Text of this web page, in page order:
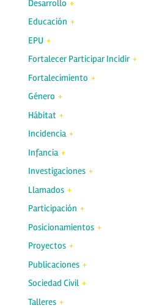
Desarrollo
Educación
EPU
Fortalecer Participar Incidir
Fortalecimiento
Género
Hábitat
Incidencia
Infancia
Investigaciones
Llamados
Participación
Posicionamientos
Proyectos
Publicaciones
Sociedad Civil
Talleres